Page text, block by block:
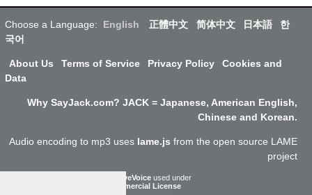
Choose a Language: English 正體中文 简体中文 日本語
한
국어
About Us Terms of Service Privacy Policy
Cookies and
Data
Why SayJack.com? JACK = Japanese, American English,
Chinese and Korean.
Audio encoding to mp3 uses lame.js from the open source LAME
project
ResponsiveVoice used under
Non-Commercial License